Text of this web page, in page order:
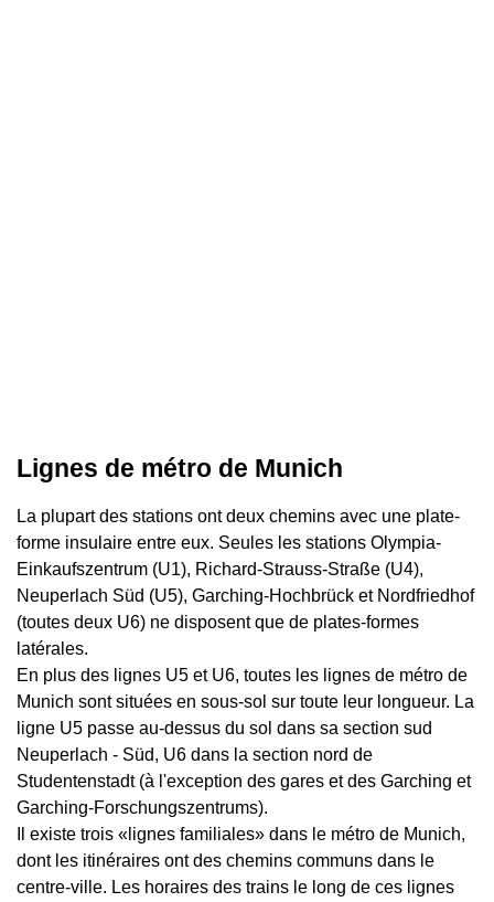
Lignes de métro de Munich
La plupart des stations ont deux chemins avec une plate-
forme insulaire entre eux. Seules les stations Olympia-
Einkaufszentrum (U1), Richard-Strauss-Straße (U4),
Neuperlach Süd (U5), Garching-Hochbrück et Nordfriedhof
(toutes deux U6) ne disposent que de plates-formes
latérales.
En plus des lignes U5 et U6, toutes les lignes de métro de
Munich sont situées en sous-sol sur toute leur longueur. La
ligne U5 passe au-dessus du sol dans sa section sud
Neuperlach - Süd, U6 dans la section nord de
Studentenstadt (à l'exception des gares et des Garching et
Garching-Forschungszentrums).
Il existe trois «lignes familiales» dans le métro de Munich,
dont les itinéraires ont des chemins communs dans le
centre-ville. Les horaires des trains le long de ces lignes